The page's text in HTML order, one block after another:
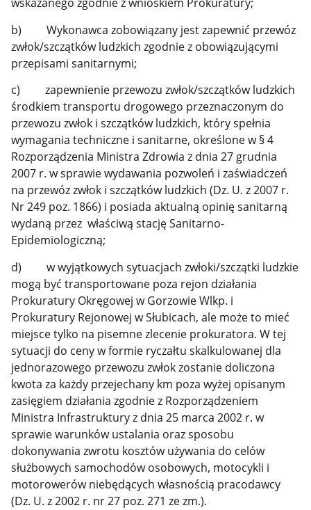
b) Wykonawca zobowiązany jest zapewnić przewóz
zwłok/szczątków ludzkich zgodnie z obowiązującymi
przepisami sanitarnymi;
c) zapewnienie przewozu zwłok/szczątków ludzkich
środkiem transportu drogowego przeznaczonym do
przewozu zwłok i szczątków ludzkich, który spełnia
wymagania techniczne i sanitarne, określone w § 4
Rozporządzenia Ministra Zdrowia z dnia 27 grudnia
2007 r. w sprawie wydawania pozwoleń i zaświadczeń
na przewóz zwłok i szczątków ludzkich (Dz. U. z 2007 r.
Nr 249 poz. 1866) i posiada aktualną opinię sanitarną
wydaną przez właściwą stację Sanitarno-
Epidemiologiczną;
d) w wyjątkowych sytuacjach zwłoki/szczątki ludzkie
mogą być transportowane poza rejon działania
Prokuratury Okręgowej w Gorzowie Wlkp. i
Prokuratury Rejonowej w Słubicach, ale może to mieć
miejsce tylko na pisemne zlecenie prokuratora. W tej
sytuacji do ceny w formie ryczałtu skalkulowanej dla
jednorazowego przewozu zwłok zostanie doliczona
kwota za każdy przejechany km poza wyżej opisanym
zasięgiem działania zgodnie z Rozporządzeniem
Ministra Infrastruktury z dnia 25 marca 2002 r. w
sprawie warunków ustalania oraz sposobu
dokonywania zwrotu kosztów używania do celów
służbowych samochodów osobowych, motocykli i
motorowerów niebędących własnością pracodawcy
(Dz. U. z 2002 r. nr 27 poz. 271 ze zm.).